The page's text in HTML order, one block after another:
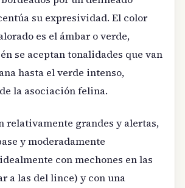
su expresividad. El color
es el ámbar o verde,
se aceptan tonalidades que van
hasta el verde intenso,
la asociación felina.
relativamente grandes y alertas,
y moderadamente
con mechones en las
a las del lince) y con una